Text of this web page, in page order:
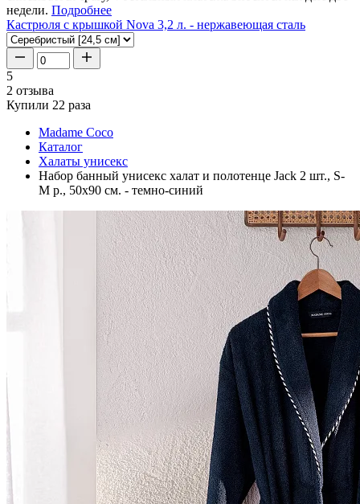
недели. Подробнее
Кастрюля с крышкой Nova 3,2 л. - нержавеющая сталь
5
2 отзыва
Купили 22 раза
Madame Coco
Каталог
Халаты унисекс
Набор банный унисекс халат и полотенце Jack 2 шт., S-
М р., 50x90 см. - темно-синий